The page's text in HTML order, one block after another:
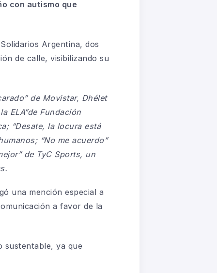
con autismo que
Argentina, dos
de calle, visibilizando su
de Movistar, Dhélet
ELA”de Fundación
“Desate, la locura está
“No me acuerdo”
de TyC Sports, un
una mención especial a
a favor de la
sustentable, ya que